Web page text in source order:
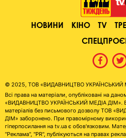
НОВИНИ КІНО TV
© 2025, ТОВ «ВИДАВНИЦТВО УКРАЇНСЬКИЙ
Всі права на матеріали, опубліковані на
«ВИДАВНИЦТВО УКРАЇНСЬКИЙ МЕДІА ДІМ».
матеріалів без письмового дозволу ТОВ
ДІМ» заборонено. При правомірному
гіперпосилання на tv.ua є обов'язковим.
"Реклама", "PR", публікуються на правах